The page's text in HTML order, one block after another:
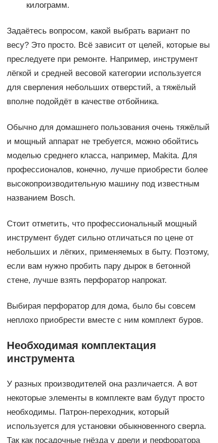
килограмм.
Задаётесь вопросом, какой выбрать вариант по
весу? Это просто. Всё зависит от целей, которые вы
преследуете при ремонте. Например, инструмент
лёгкой и средней весовой категории используется
для сверления небольших отверстий, а тяжёлый
вполне подойдёт в качестве отбойника.
Обычно для домашнего пользования очень тяжёлый
и мощный аппарат не требуется, можно обойтись
моделью среднего класса, например, Makita. Для
профессионалов, конечно, лучше приобрести более
высокопроизводительную машину под известным
названием Bosch.
Стоит отметить, что профессиональный мощный
инструмент будет сильно отличаться по цене от
небольших и лёгких, применяемых в быту. Поэтому,
если вам нужно пробить пару дырок в бетонной
стене, лучше взять перфоратор напрокат.
Выбирая перфоратор для дома, было бы совсем
неплохо приобрести вместе с ним комплект буров.
Необходимая комплектация
инструмента
У разных производителей она различается. А вот
некоторые элементы в комплекте вам будут просто
необходимы. Патрон-переходник, который
используется для установки обыкновенного сверла.
Так как посадочные гнёзда у дрели и перфоратора